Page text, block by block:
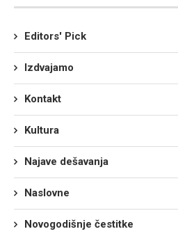
Editors' Pick
Izdvajamo
Kontakt
Kultura
Najave dešavanja
Naslovne
Novogodišnje čestitke